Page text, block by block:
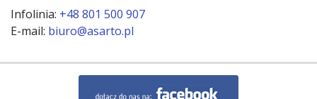
Infolinia: +48 801 500 907
E-mail: biuro@asarto.pl